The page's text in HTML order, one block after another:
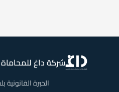
شركة داغ للمحاماة
الخبرة القانونية